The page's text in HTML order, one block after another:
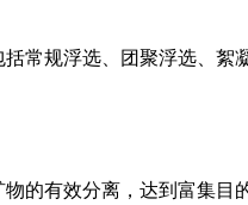
常规浮选、团聚浮选、絮
的有效分离，达到富集目